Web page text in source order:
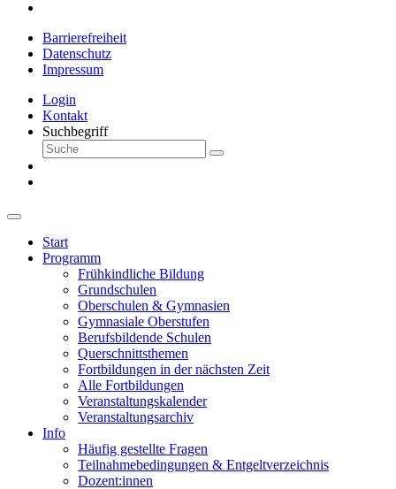
Barrierefreiheit
Datenschutz
Impressum
Login
Kontakt
Suchbegriff
Start
Programm
Frühkindliche Bildung
Grundschulen
Oberschulen & Gymnasien
Gymnasiale Oberstufen
Berufsbildende Schulen
Querschnittsthemen
Fortbildungen in der nächsten Zeit
Alle Fortbildungen
Veranstaltungskalender
Veranstaltungsarchiv
Info
Häufig gestellte Fragen
Teilnahmebedingungen & Entgeltverzeichnis
Dozent:innen